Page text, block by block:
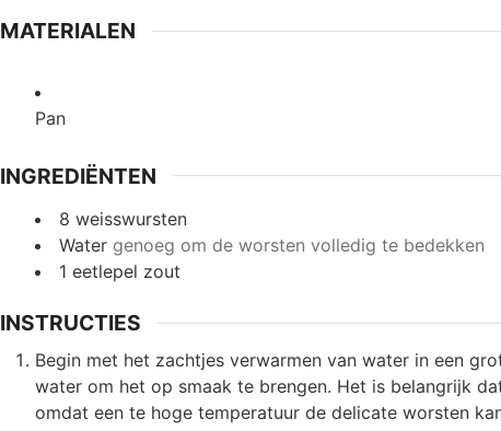
MATERIALEN
Pan
INGREDIËNTEN
8 weisswursten
Water genoeg om de worsten volledig te bedekken
1 eetlepel zout
INSTRUCTIES
Begin met het zachtjes verwarmen van water in een
water om het op smaak te brengen. Het is belangrijk
omdat een te hoge temperatuur de delicate worsten